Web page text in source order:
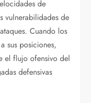
de
vulnerabilidades de
Cuando los
sus posiciones,
el flujo ofensivo del
defensivas